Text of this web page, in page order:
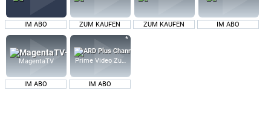
IM ABO ZUM KAUFEN ZUM KAUFEN IM ABO
MagentaTV
IM ABO
Prime Video Zusatz-Kanäle
IM ABO